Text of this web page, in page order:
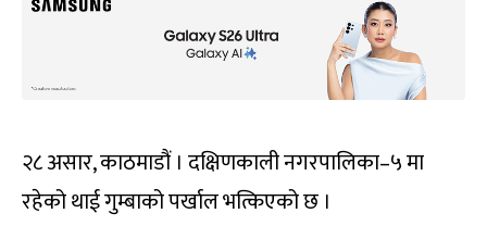
२८ असार, काठमाडौं । दक्षिणकाली नगरपालिका–५ मा
रहेको थाई गुम्बाको पर्खाल भत्किएको छ ।